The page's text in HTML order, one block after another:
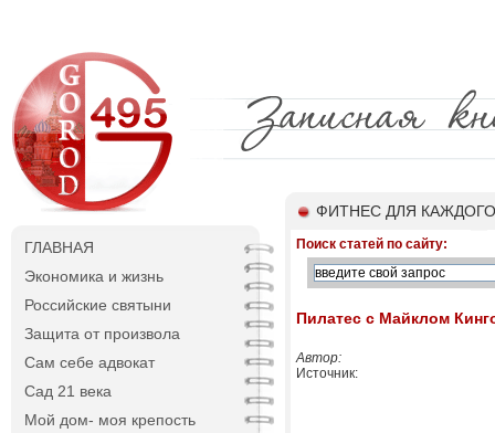
ГЛАВНАЯ
Экономика и жизнь
Российские святыни
Защита от произвола
Сам себе адвокат
Сад 21 века
Мой дом- моя крепость
ФИТНЕС ДЛЯ КАЖДОГО
Поиск статей по сайту:
Пилатес с Майклом
Автор:
Источник: